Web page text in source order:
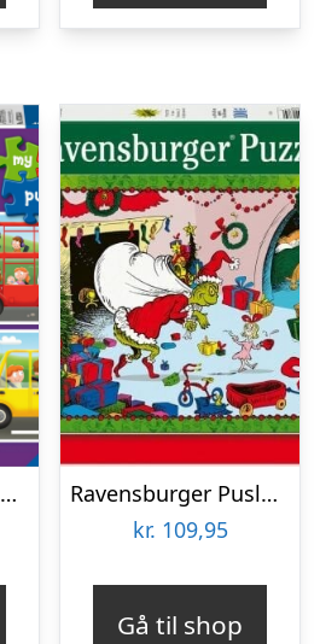
Ravensburger Puslespil – Travel Far – My First Puzzles – 4 Stk
Ravensburger Puslespil – The Grinch – 100 Xxl Brikker
kr. 109,95
Gå til shop